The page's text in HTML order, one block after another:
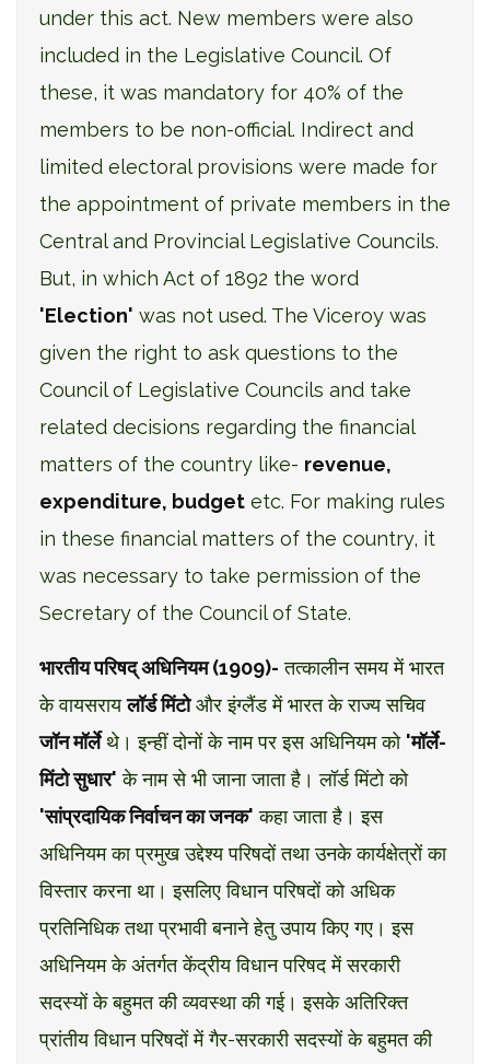
under this act. New members were also
included in the Legislative Council. Of
these, it was mandatory for 40% of the
members to be non-official. Indirect and
limited electoral provisions were made for
the appointment of private members in the
Central and Provincial Legislative Councils.
But, in which Act of 1892 the word
'Election' was not used. The Viceroy was
given the right to ask questions to the
Council of Legislative Councils and take
related decisions regarding the financial
matters of the country like- revenue,
expenditure, budget etc. For making rules
in these financial matters of the country, it
was necessary to take permission of the
Secretary of the Council of State.
भारतीय परिषद् अधिनियम (1909)- तत्कालीन समय में भारत
के वायसरायलॉर्ड मिंटोऔर इंग्लैंड में भारत के राज्य सचिव
जॉन मॉर्लेथे। इन्हीं दोनों के नाम पर इस अधिनियम को 'मॉर्ले-
मिंटो सुधार' के नाम से भी जाना जाता है। लॉर्ड मिंटो को
'सांप्रदायिक निर्वाचन का जनक' कहा जाता है। इस
अधिनियम का प्रमुख उद्देश्य परिषदों तथा उनके कार्यक्षेत्रों का
विस्तार करना था। इसलिए विधान परिषदों को अधिक
प्रतिनिधिक तथा प्रभावी बनाने हेतु उपाय किए गए। इस
अधिनियम के अंतर्गत केंद्रीय विधान परिषद में सरकारी
सदस्यों के बहुमत की व्यवस्था की गई। इसके अतिरिक्त
प्रांतीय विधान परिषदों में गैर-सरकारी सदस्यों के बहुमत की